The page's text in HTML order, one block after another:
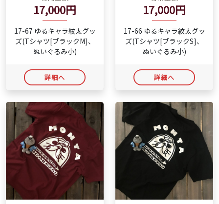
17,000円
17-67 ゆるキャラ紋太グッ
ズ(Tシャツ[ブラックM]、
ぬいぐるみ小)
詳細へ
17,000円
17-66 ゆるキャラ紋太グッ
ズ(Tシャツ[ブラックS]、
ぬいぐるみ小)
詳細へ